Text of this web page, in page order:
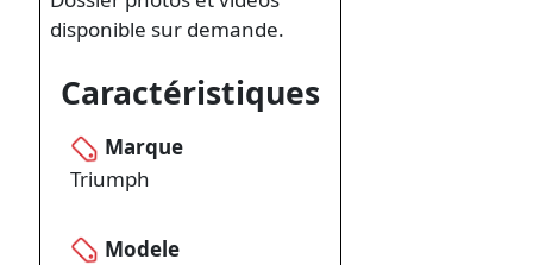
disponible sur demande.
Caractéristiques
Marque
Triumph
Modele